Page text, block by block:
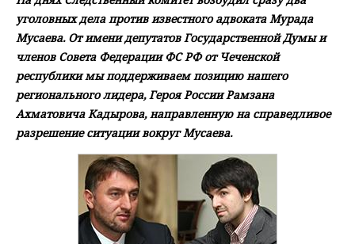
уголовных дела против известного адвоката Мурада
Мусаева. От имени депутатов Государственной Думы и
членов Совета Федерации ФС РФ от Чеченской
республики мы поддерживаем позицию нашего
регионального лидера, Героя России Рамзана
Ахматовича Кадырова, направленную на справедливое
разрешение ситуации вокруг Мусаева.